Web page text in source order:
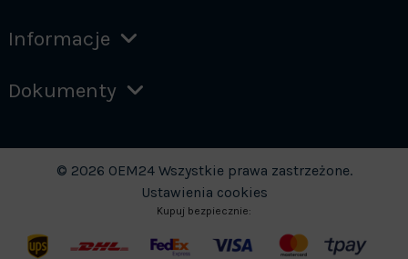
Informacje
Dokumenty
© 2026 OEM24 Wszystkie prawa zastrzeżone.
Ustawienia cookies
Kupuj bezpiecznie: